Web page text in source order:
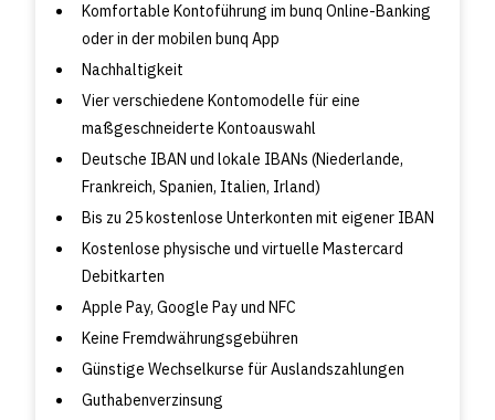
Komfortable Kontoführung im bunq Online-Banking
oder in der mobilen bunq App
Nachhaltigkeit
Vier verschiedene Kontomodelle für eine
maßgeschneiderte Kontoauswahl
Deutsche IBAN und lokale IBANs (Niederlande,
Frankreich, Spanien, Italien, Irland)
Bis zu 25 kostenlose Unterkonten mit eigener IBAN
Kostenlose physische und virtuelle Mastercard
Debitkarten
Apple Pay, Google Pay und NFC
Keine Fremdwährungsgebühren
Günstige Wechselkurse für Auslandszahlungen
Guthabenverzinsung